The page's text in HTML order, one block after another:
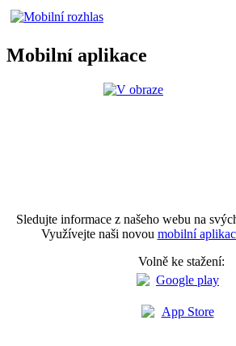
Mobilní aplikace
Sledujte informace z našeho webu na
Využívejte naši novou mobilní
Volně ke stažení: